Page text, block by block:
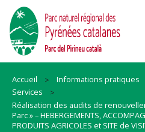
Accueil Informations pratiques
Services
Réalisation des audits de
Parc » – HEBERGEMENTS,
PRODUITS AGRICOLES et SITE de